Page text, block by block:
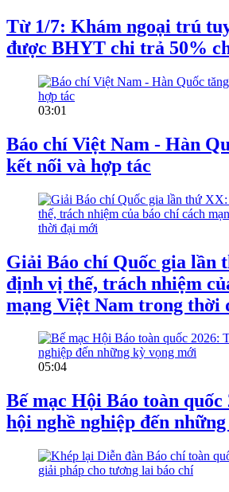
Từ 1/7: Khám ngoại trú
được BHYT chi trả 50%
03:01
Báo chí Việt Nam - Hàn
kết nối và hợp tác
Giải Báo chí Quốc gia lần
định vị thế, trách nhiệm
mạng Việt Nam trong thời
05:04
Bế mạc Hội Báo toàn
hội nghề nghiệp đến